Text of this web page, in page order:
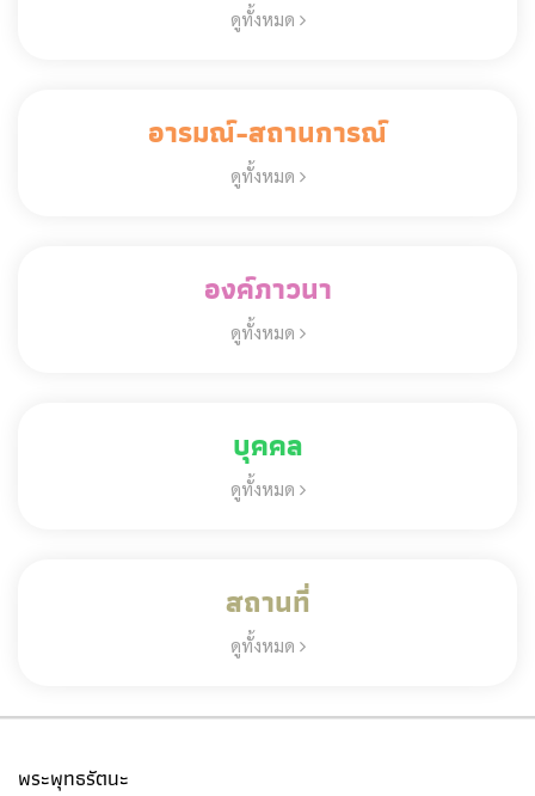
ดูทั้งหมด
อารมณ์-สถานการณ์
ดูทั้งหมด
องค์ภาวนา
ดูทั้งหมด
บุคคล
ดูทั้งหมด
สถานที่
ดูทั้งหมด
พระพุทธรัตนะ